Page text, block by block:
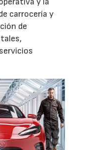
carrocería y
de